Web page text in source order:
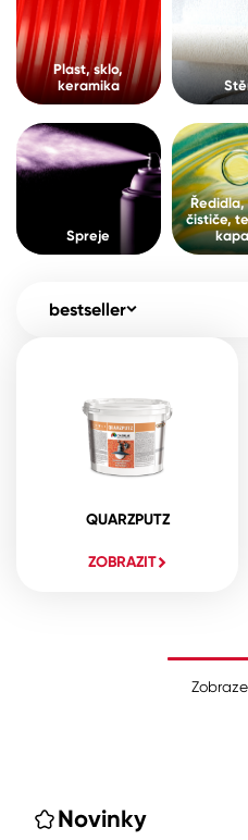
Pro akcionáře
Kontakty
B2B
Česko
Slovensko
Spreje
Ředidla,
kapaliny
Plast, sklo,
keramika
Spreje
čističe,
bestseller
QUARZPUTZ
ZOBRAZIT
Novinky